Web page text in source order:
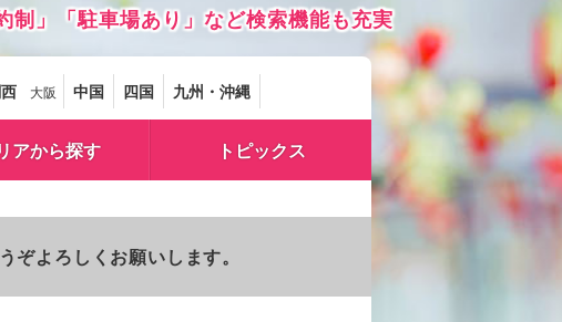
」「駐車場あり」など検索機能も充実
大阪 中国 四国 九州・沖縄
アから探す トピックス
よろしくお願いします。